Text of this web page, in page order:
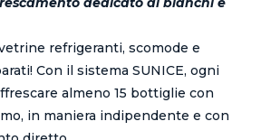
refrigeranti, scomode e
Con il sistema SUNICE, ogni
almeno 15 bottiglie con
in maniera indipendente e con